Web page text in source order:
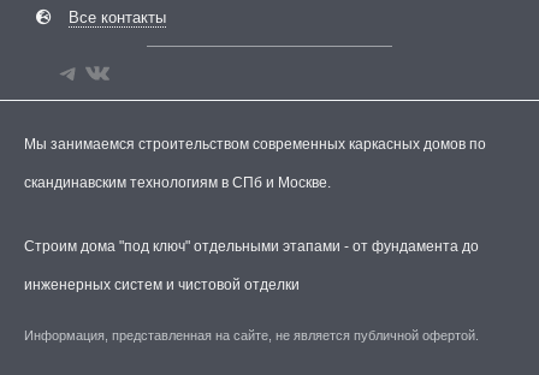
Все контакты
Мы занимаемся строительством современных каркасных домов по
скандинавским технологиям в СПб и Москве.
Строим дома "под ключ" отдельными этапами - от фундамента до
инженерных систем и чистовой отделки
Информация, представленная на сайте, не является публичной офертой.